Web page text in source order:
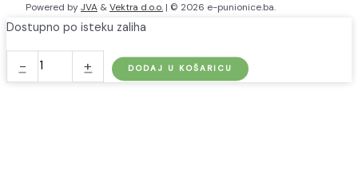
Powered byJVA &Vektra d.o.o. | © 2026 e-punionice.ba.
Dostupno po isteku zaliha
-
e
+ DODAJ U KOŠARICU